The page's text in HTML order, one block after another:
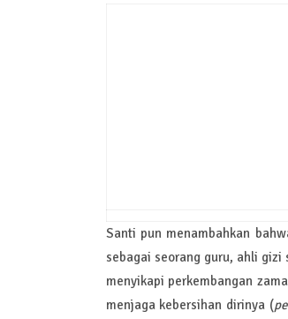
Santi pun menambahkan
sebagai seorang guru, ahli
menyikapi perkembangan
menjaga kebersihan dirinya (